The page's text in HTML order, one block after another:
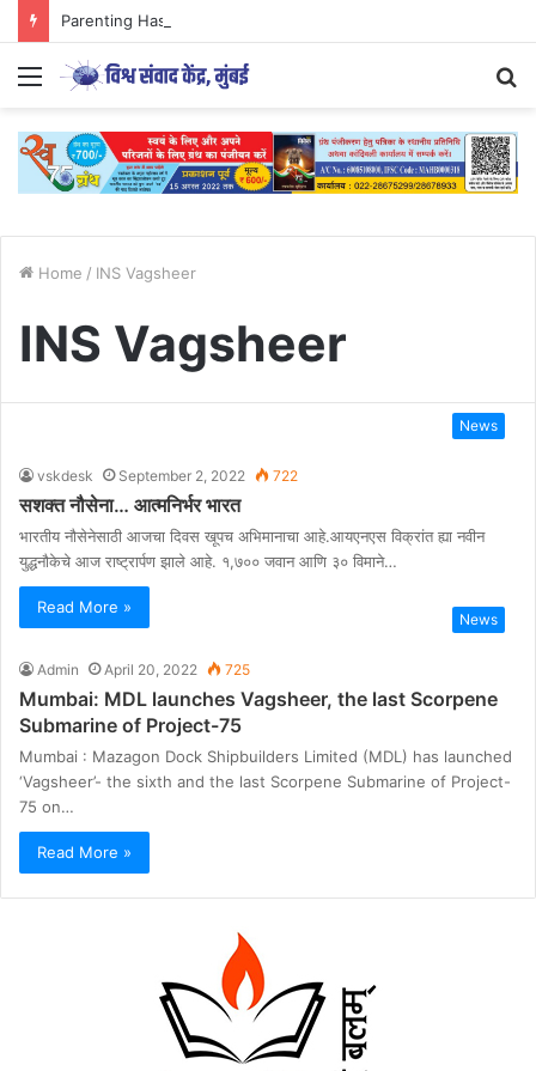
Parenting Has Its Limits….
Menu
Home / INS Vagsheer
INS Vagsheer
News
vskdesk September 2, 2022 722
सशक्त नौसेना… आत्मनिर्भर भारत
भारतीय नौसेनेसाठी आजचा दिवस खूपच अभिमानाचा आहे.आयएनएस विक्रांत ह्या नवीन
युद्धनौकेचे आज राष्ट्रार्पण झाले आहे. १,७०० जवान आणि ३० विमाने…
Read More »
News
Admin April 20, 2022 725
Mumbai: MDL launches Vagsheer, the last Scorpene
Submarine of Project-75
Mumbai : Mazagon Dock Shipbuilders Limited (MDL) has launched
‘Vagsheer’- the sixth and the last Scorpene Submarine of Project-
75 on…
Read More »